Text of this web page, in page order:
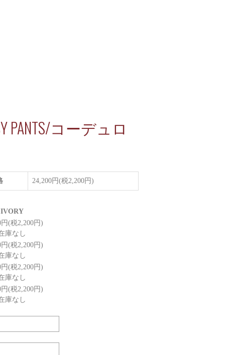
PANTS/コーデュロ
24,200円(税2,200円)
IVORY
円(税2,200円)
庫なし
円(税2,200円)
庫なし
円(税2,200円)
庫なし
円(税2,200円)
庫なし